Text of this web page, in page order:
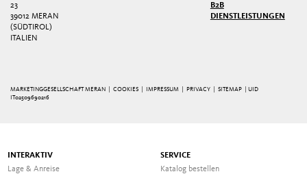
3
39012 MERAN
(SÜDTIROL)
ITALIEN
B2B
DIENSTLEISTUNGEN
MARKETINGGESELLSCHAFT MERAN | COOKIES IMPRESSUM PRIVACY |SITEMAP
| UID
IT02509690216
INTERAKTIV
Lage & Anreise
SERVICE
Katalog bestellen